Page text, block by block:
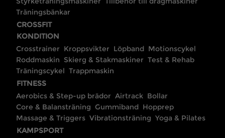
Träningsbänkar
CROSSFIT
KONDITION
Crosstrainer Kroppsvikter Löpband Motionscykel
Roddmaskin Skierg & Stakmaskiner Test & Rehab
Träningscykel Trappmaskin
FITNESS
Aerobics & Step-up brädor Airtrack Bollar
Core & Balansträning Gummiband Hopprep
Massage & Triggers Vibrationsträning Yoga & Pilates
KAMPSPORT